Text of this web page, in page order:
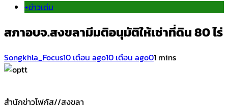
+ข่าวเด่น
สภาอบจ.สงขลามีมติอนุมัติให้เช่าที่ดิน 80 ไร่
Songkhla_Focus10 เดือน ago10 เดือน ago01 mins
สำนักข่าวโฟกัส//สงขลา